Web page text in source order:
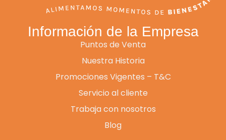
Información de la Empresa
Puntos de Venta
Nuestra Historia
Promociones Vigentes – T&C
Servicio al cliente
Trabaja con nosotros
Blog